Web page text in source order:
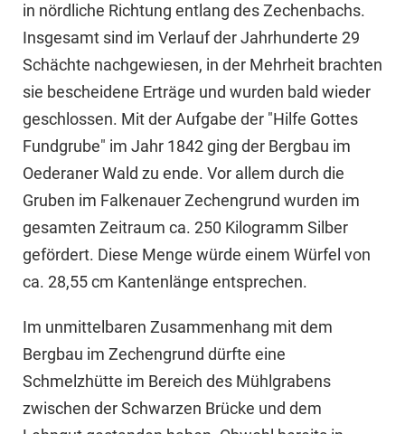
in nördliche Richtung entlang des Zechenbachs.
Insgesamt sind im Verlauf der Jahrhunderte 29
Schächte nachgewiesen, in der Mehrheit brachten
sie bescheidene Erträge und wurden bald wieder
geschlossen. Mit der Aufgabe der "Hilfe Gottes
Fundgrube" im Jahr 1842 ging der Bergbau im
Oederaner Wald zu ende. Vor allem durch die
Gruben im Falkenauer Zechengrund wurden im
gesamten Zeitraum ca. 250 Kilogramm Silber
gefördert. Diese Menge würde einem Würfel von
ca. 28,55 cm Kantenlänge entsprechen.
Im unmittelbaren Zusammenhang mit dem
Bergbau im Zechengrund dürfte eine
Schmelzhütte im Bereich des Mühlgrabens
zwischen der Schwarzen Brücke und dem